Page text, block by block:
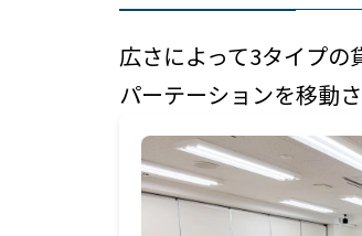
広さによって3タイプの
パーテーションを移動